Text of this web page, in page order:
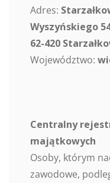
Adres:
Wyszyńskiego
62-420
Województwo:
Centralny
majątkowych
Osoby, którym
zawodowe,